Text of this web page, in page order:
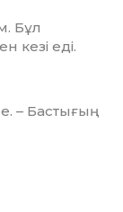
Бұл
кезі еді.
– Бастығың